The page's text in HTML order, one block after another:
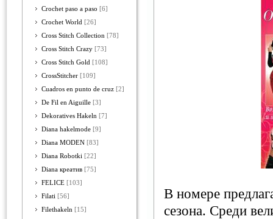
Crochet paso a paso [6]
Crochet World [26]
Cross Stitch Collection [78]
Cross Stitch Crazy [73]
Cross Stitch Gold [108]
CrossStitcher [109]
Cuadros en punto de cruz [2]
De Fil en Aiguille [3]
Dekoratives Hakeln [7]
Diana hakelmode [9]
Diana MODEN [83]
Diana Robotki [22]
Diana креатив [75]
FELICE [103]
Filati [56]
Filethakeln [15]
В номере
сезона. Среди